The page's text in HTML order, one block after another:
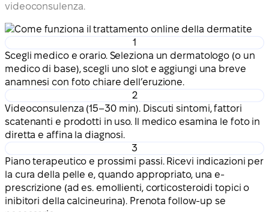
videoconsulenza.
1
Scegli medico e orario. Seleziona un dermatologo (o un
medico di base), scegli uno slot e aggiungi una breve
anamnesi con foto chiare dell’eruzione.
2
Videoconsulenza (15–30 min). Discuti sintomi, fattori
scatenanti e prodotti in uso. Il medico esamina le foto in
diretta e affina la diagnosi.
3
Piano terapeutico e prossimi passi. Ricevi indicazioni per
la cura della pelle e, quando appropriato, una e-
prescrizione (ad es. emollienti, corticosteroidi topici o
inibitori della calcineurina). Prenota follow-up se